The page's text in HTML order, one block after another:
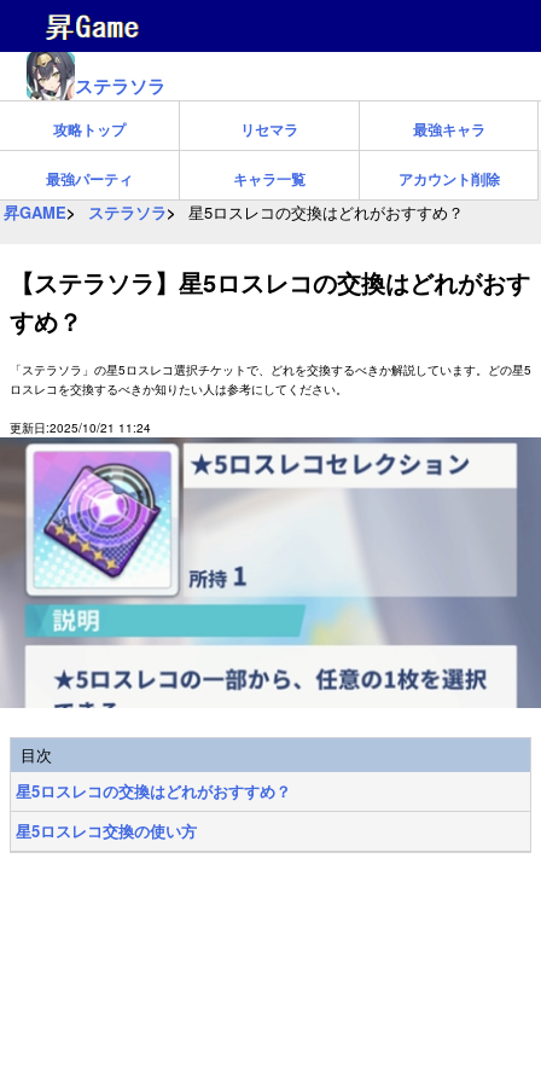
ステラソラ
攻略トップ リセマラ 最強キャラ
最強パーティ キャラ一覧 アカウント削除
昇GAME ステラソラ 星5ロスレコの交換はどれがおすすめ？
【ステラソラ】星5ロスレコの交換はどれがおす
すめ？
「ステラソラ」の星5ロスレコ選択チケットで、どれを交換するべきか解説しています。どの星5
ロスレコを交換するべきか知りたい人は参考にしてください。
更新日:2025/10/21 11:24
目次
星5ロスレコの交換はどれがおすすめ？
星5ロスレコ交換の使い方